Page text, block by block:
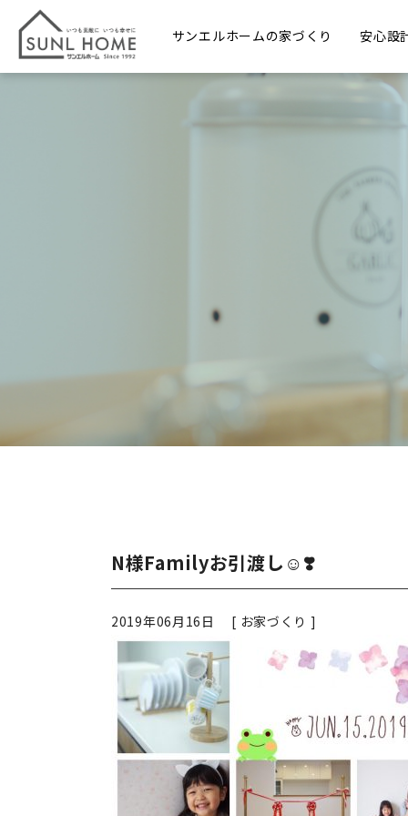
サンエルホームの家づくり 安心設
N様Familyお引渡し☺️❣️
2019年06月16日 [ お家づくり ]